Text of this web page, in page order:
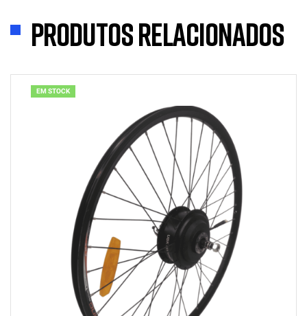
Produtos Relacionados
EM STOCK